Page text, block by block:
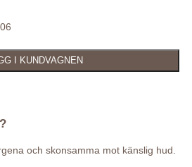
och skonsamma mot känslig hud.